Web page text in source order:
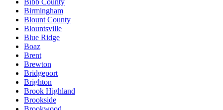
Birmingham
Blount County
Blountsville
Blue Ridge
Boaz
Brent
Brewton
Bridgeport
Brighton
Brook Highland
Brookside